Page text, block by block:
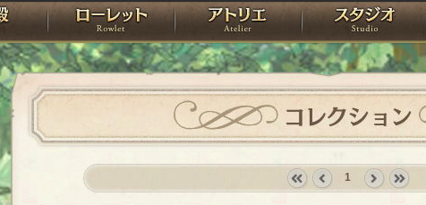
PandoraPartyProject
神殿 ローレット アトリエ
コレクション
1